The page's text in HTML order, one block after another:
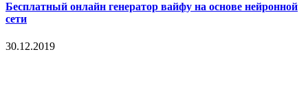
Бесплатный онлайн генератор вайфу на основе нейронной
сети
30.12.2019